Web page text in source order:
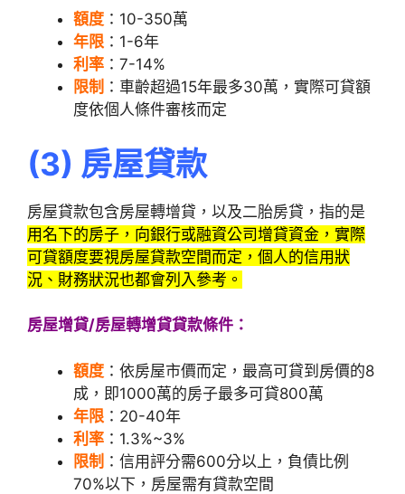
額度 ：10-350萬
年限 ：1-6年
利率 ：7-14%
限制 ：車齡超過15年最多30萬，實際可貸額
度依個人條件審核而定
(3) 房屋貸款
房屋貸款包含房屋轉增貸，以及二胎房貸，指的是
用名下的房子，向銀行或融資公司增貸資金，實際
可貸額度要視房屋貸款空間而定，個人的信用狀
況、財務狀況也都會列入參考。
房屋增貸/房屋轉增貸貸款條件：
額度 ：依房屋市價而定，最高可貸到房價的8
成，即1000萬的房子最多可貸800萬
年限 ：20-40年
利率 ：1.3%~3%
限制 ：信用評分需600分以上，負債比例
70%以下，房屋需有貸款空間